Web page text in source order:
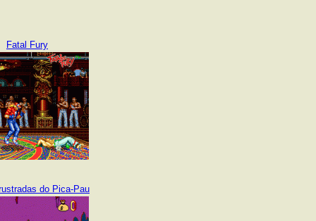
Fatal Fury
do Pica-Pau